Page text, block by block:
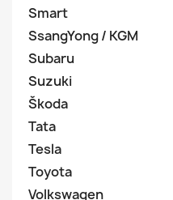
Smart
SsangYong / KGM
Subaru
Suzuki
Škoda
Tata
Tesla
Toyota
Volkswagen